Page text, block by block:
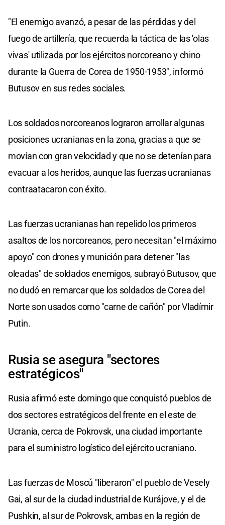
"El enemigo avanzó, a pesar de las pérdidas y del
fuego de artillería, que recuerda la táctica de las 'olas
vivas' utilizada por los ejércitos norcoreano y chino
durante la Guerra de Corea de 1950-1953", informó
Butusov en sus redes sociales.
Los soldados norcoreanos lograron arrollar algunas
posiciones ucranianas en la zona, gracias a que se
movían con gran velocidad y que no se detenían para
evacuar a los heridos, aunque las fuerzas ucranianas
contraatacaron con éxito.
Las fuerzas ucranianas han repelido los primeros
asaltos de los norcoreanos, pero necesitan "el máximo
apoyo" con drones y munición para detener "las
oleadas" de soldados enemigos, subrayó Butusov, que
no dudó en remarcar que los soldados de Corea del
Norte son usados como "carne de cañón" por Vladímir
Putin.
Rusia se asegura "sectores
estratégicos"
Rusia afirmó este domingo que conquistó pueblos de
dos sectores estratégicos del frente en el este de
Ucrania, cerca de Pokrovsk, una ciudad importante
para el suministro logístico del ejército ucraniano.
Las fuerzas de Moscú "liberaron" el pueblo de Vesely
Gai, al sur de la ciudad industrial de Kurájove, y el de
Pushkin, al sur de Pokrovsk, ambas en la región de